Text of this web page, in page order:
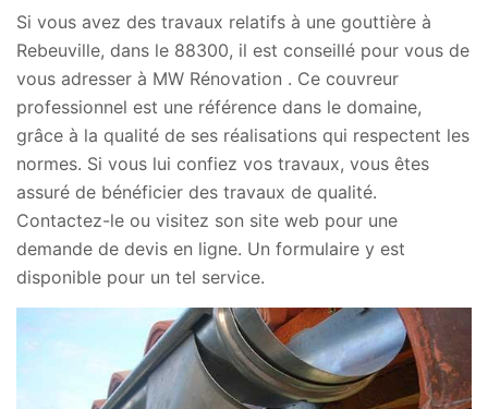
Si vous avez des travaux relatifs à une gouttière à
Rebeuville, dans le 88300, il est conseillé pour vous de
vous adresser à MW Rénovation . Ce couvreur
professionnel est une référence dans le domaine,
grâce à la qualité de ses réalisations qui respectent les
normes. Si vous lui confiez vos travaux, vous êtes
assuré de bénéficier des travaux de qualité.
Contactez-le ou visitez son site web pour une
demande de devis en ligne. Un formulaire y est
disponible pour un tel service.